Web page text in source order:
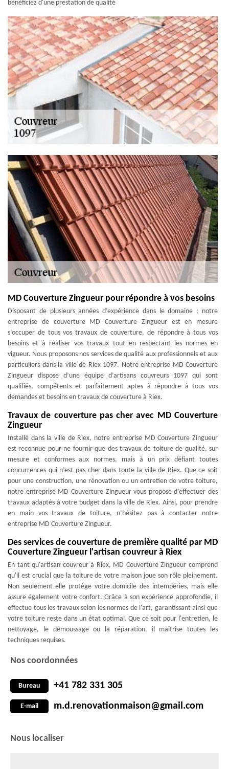
bénéficiez d'une prestation de qualité
MD Couverture Zingueur pour répondre à vos besoins
Disposant de plusieurs années d’expérience dans le domaine ; notre
entreprise de couverture MD Couverture Zingueur est en mesure
s’occuper de tous vos travaux de couverture, de répondre à tous vos
besoins et à réaliser vos travaux tout en respectant les normes en
vigueur. Nous proposons nos services de qualité aux professionnels et aux
particuliers dans la ville de Riex 1097. Notre entreprise MD Couverture
Zingueur dispose d’une équipe d’artisans couvreurs 1097 qui sont
qualifiés, compétents et parfaitement aptes à répondre à tous vos
demandes et besoins en travaux de couverture à Riex.
Travaux de couverture pas cher avec MD Couverture
Zingueur
Installé dans la ville de Riex, notre entreprise MD Couverture Zingueur
est reconnue pour ne fournir que des travaux de toiture de qualité, sur
mesure et conformes aux normes, mais à un prix défiant toutes
concurrences qui n’est pas cher dans toute la ville de Riex. Que ce soit
pour une construction, une rénovation ou un entretien de votre toiture,
notre entreprise MD Couverture Zingueur vous propose d’effectuer des
travaux adaptés à votre budget dans la ville de Riex. Ainsi, pour prendre
en main vos travaux de toiture, n’hésitez pas à contacter notre
entreprise MD Couverture Zingueur.
Des services de couverture de première qualité par MD
Couverture Zingueur l'artisan couvreur à Riex
En tant qu'artisan couvreur à Riex, MD Couverture Zingueur comprend
qu'il est crucial que la toiture de votre maison joue son rôle pleinement.
Non seulement elle protège votre domicile des intempéries, mais elle
assure également votre confort. Grâce à son expérience approfondie, il
effectue tous les travaux selon les normes de l'art, garantissant ainsi que
votre toiture reste dans un état optimal. Que ce soit pour l'entretien, le
nettoyage, le démoussage ou la réparation, il maîtrise toutes les
techniques requises.
Nos coordonnées
Bureau +41 782 331 305
E-mail m.d.renovationmaison@gmail.com
Nous localiser